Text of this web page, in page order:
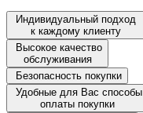
Индивидуальный подход
к каждому клиенту
Высокое качество
обслуживания
Безопасность покупки
Удобные для Вас способы
оплаты покупки